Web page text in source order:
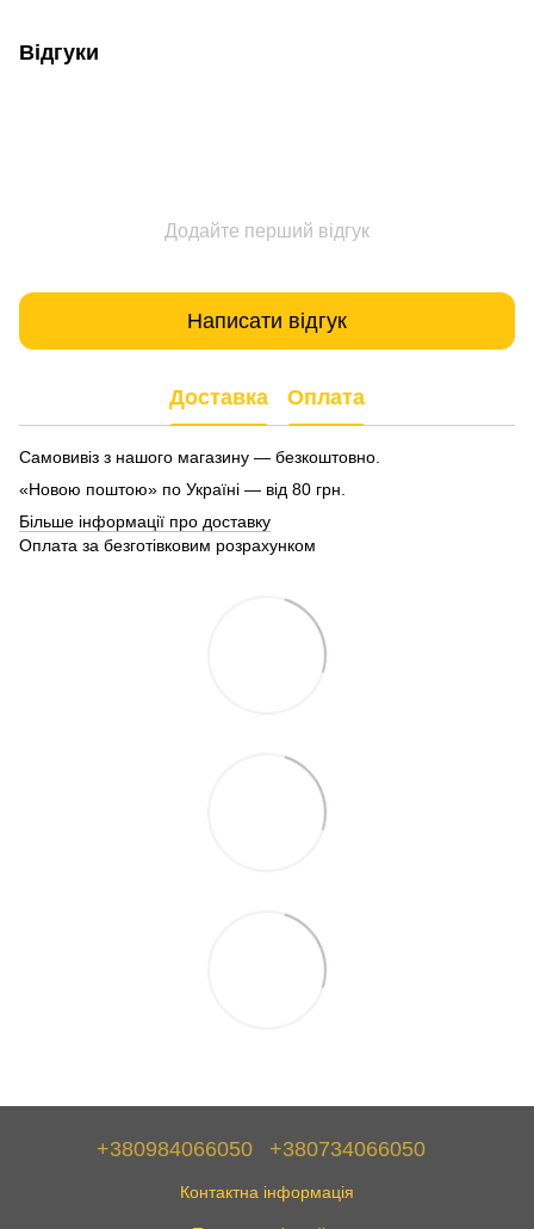
Відгуки
Додайте перший відгук
Написати відгук
Доставка Оплата
Самовивіз з нашого магазину — безкоштовно.
«Новою поштою» по Україні — від 80 грн.
Більше інформації про доставку
Оплата за безготівковим розрахунком
+380984066050 +380734066050
Контактна інформація